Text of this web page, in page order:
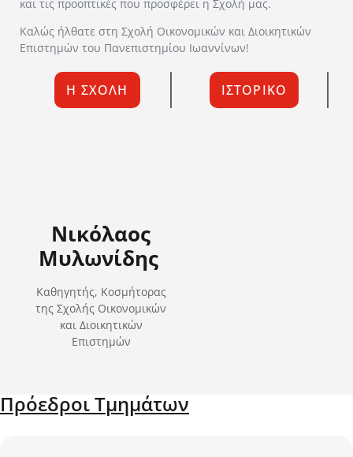
και τις προοπτικές που προσφέρει η Σχολή μας.
Καλώς ήλθατε στη Σχολή Οικονομικών και Διοικητικών
Επιστημών του Πανεπιστημίου Ιωαννίνων!
Η ΣΧΟΛΗ ΙΣΤΟΡΙΚΟ
Νικόλαος
Μυλωνίδης
Καθηγητής, Κοσμήτορας
της Σχολής Οικονομικών
και Διοικητικών
Επιστημών
Πρόεδροι Τμημάτων